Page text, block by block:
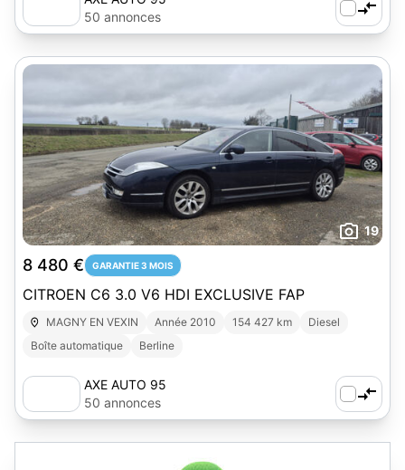
50 annonces
19
8 480 € GARANTIE 3 MOIS
CITROEN C6 3.0 V6 HDI EXCLUSIVE FAP
MAGNY EN VEXIN Année 2010 154 427 km
Diesel
Boîte automatique
Berline
AXE AUTO 95
50 annonces